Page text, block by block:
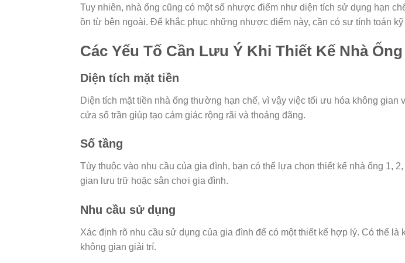
Tuy nhiên, nhà ống cũng có một số nhược điểm như diện tích sử dụng hạn
ồn từ bên ngoài. Để khắc phục những nhược điểm này, cần có sự tính toán
Các Yếu Tố Cần Lưu Ý Khi Thiết Kế Nhà Ống
Diện tích mặt tiền
Diện tích mặt tiền nhà ống thường hạn chế, vì vậy việc tối ưu hóa không
cửa sổ trần giúp tạo cảm giác rộng rãi và thoáng đãng.
Số tầng
Tùy thuộc vào nhu cầu của gia đình, bạn có thể lựa chọn thiết kế nhà ống 1,
gian lưu trữ hoặc sân chơi gia đình.
Nhu cầu sử dụng
Xác định rõ nhu cầu sử dụng của gia đình để có một thiết kế hợp lý. Có thể
không gian giải trí.